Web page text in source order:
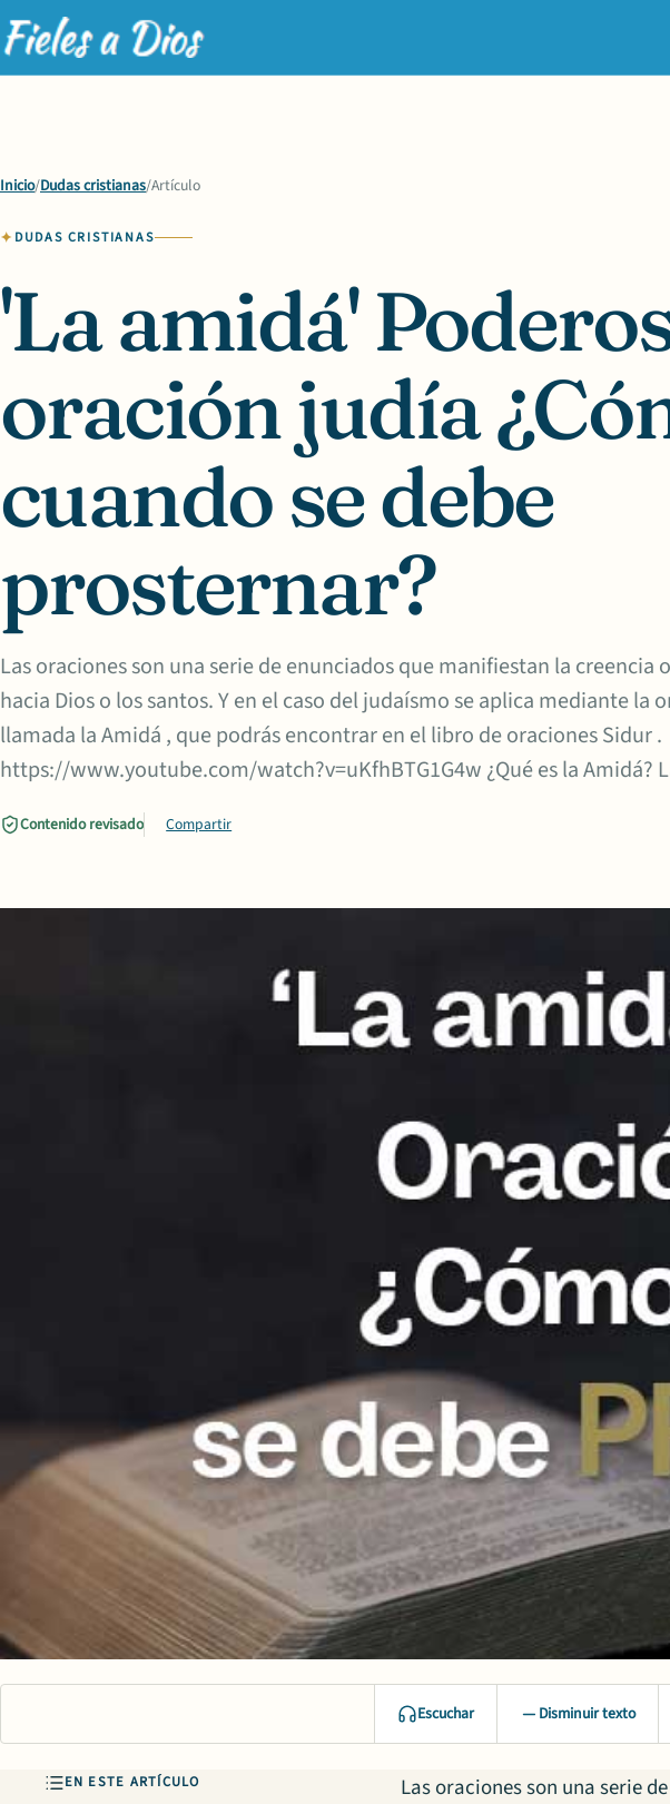
Inicio/Dudas cristianas/Artículo
DUDAS CRISTIANAS
'La amidá'
oración judía
cuando se debe
prosternar?
Las oraciones son una serie de enunciados que manifiestan la creencia
hacia Dios o los santos. Y en el caso del judaísmo se aplica mediante la
llamada la Amidá , que podrás encontrar en el libro de oraciones Sidur .
https://www.youtube.com/watch?v=uKfhBTG1G4w ¿Qué es la Amidá?
Contenido revisado Compartir
Escuchar Disminuir texto
EN ESTE ARTÍCULO
Las oraciones son una serie